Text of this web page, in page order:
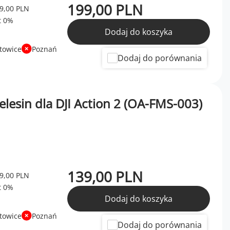
PLN
Poznań
199,00 PLN
Dodaj do koszyka
Dodaj do porównania
dla DJI Action 2 (OA-FMS-003)
PLN
Poznań
139,00 PLN
Dodaj do koszyka
Dodaj do porównania